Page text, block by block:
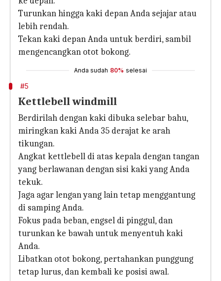
Turunkan hingga kaki depan Anda sejajar atau
lebih rendah.
Tekan kaki depan Anda untuk berdiri, sambil
mengencangkan otot bokong.
Anda sudah 80% selesai
#5
Kettlebell windmill
Berdirilah dengan kaki dibuka selebar bahu,
miringkan kaki Anda 35 derajat ke arah
tikungan.
Angkat kettlebell di atas kepala dengan tangan
yang berlawanan dengan sisi kaki yang Anda
tekuk.
Jaga agar lengan yang lain tetap menggantung
di samping Anda.
Fokus pada beban, engsel di pinggul, dan
turunkan ke bawah untuk menyentuh kaki
Anda.
Libatkan otot bokong, pertahankan punggung
tetap lurus, dan kembali ke posisi awal.